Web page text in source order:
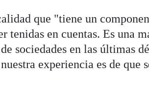
que "tiene un
tenidas en cuentas. Es una
sociedades en las últimas
experiencia es de que